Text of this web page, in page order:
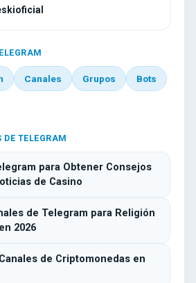
Canales Grupos Bots
TELEGRAM
para Obtener Consejos
de Casino
de Telegram para Religión
2026
de Criptomonedas en